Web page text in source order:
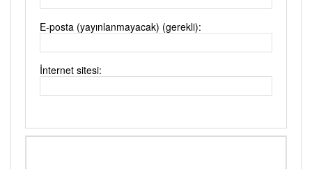
E-posta (yayınlanmayacak) (gerekli):
İnternet sitesi: